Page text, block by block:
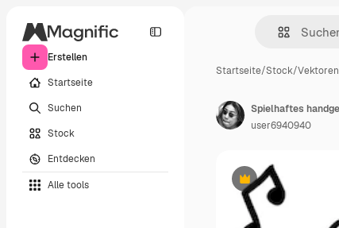
Erstellen
Startseite
Suchen
Stock
Entdecken
Alle tools
Startseite/Stock/Vektoren
Premium
user6940940